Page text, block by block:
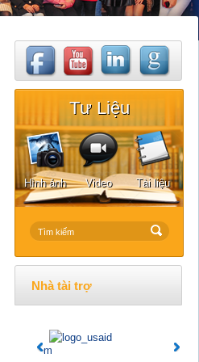
Tư Liệu
Hình ảnh Video Tài liệu
Nhà tài trợ